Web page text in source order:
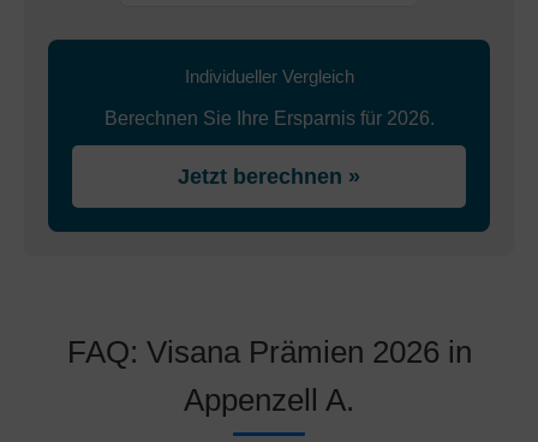
Individueller Vergleich
Berechnen Sie Ihre Ersparnis für 2026.
Jetzt berechnen »
FAQ: Visana Prämien 2026 in
Appenzell A.